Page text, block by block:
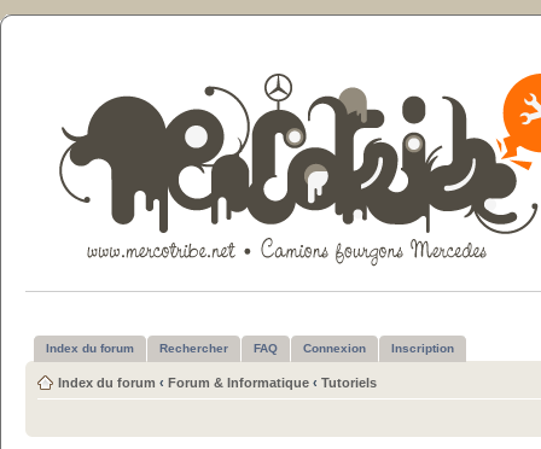
Index du forum Rechercher FAQ Connexion Inscription
Index du forum ‹ Forum & Informatique ‹ Tutoriels